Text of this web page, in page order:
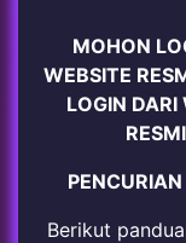
MOHON
WEBSITE
LOGIN DARI
Berikut